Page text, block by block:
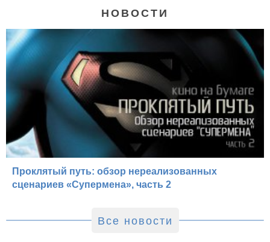
НОВОСТИ
Проклятый путь: обзор нереализованных
сценариев «Супермена», часть 2
Все новости